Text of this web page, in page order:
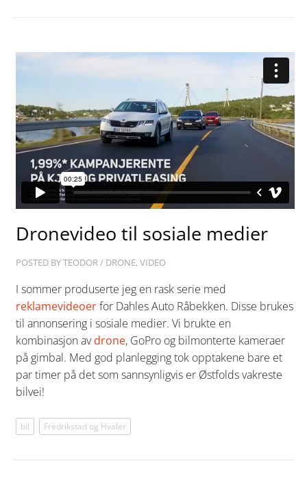
Dronevideo til sosiale medier
POSTED BYTEODOR/ DRONE,VIDEO
I sommer produserte jeg en rask serie med
reklamevideoerfor Dahles Auto Råbekken. Disse brukes
til annonsering i sosiale medier. Vi brukte en
kombinasjon avdrone, GoPro og bilmonterte kameraer
på gimbal. Med god planlegging tok opptakene bare et
par timer på det som sannsynligvis er Østfolds vakreste
bilvei!
bil Fredrikstad og Hvaler